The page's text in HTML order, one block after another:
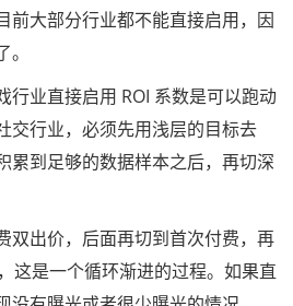
前大部分行业都不能直接启用，因
业直接启用 ROI 系数是可以跑动
交行业，必须先用浅层的目标去
累到足够的数据样本之后，再切深
出价，后面再切到首次付费，再
这是一个循环渐进的过程。如果直